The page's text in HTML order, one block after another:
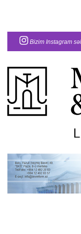
Bizim Instagram